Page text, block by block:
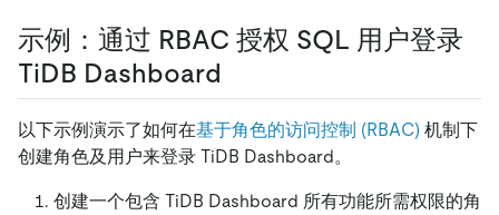
示例：通过 RBAC 授权 SQL 用户登录
TiDB Dashboard
以下示例演示了如何在基于角色的访问控制 (RBAC) 机制下
创建角色及用户来登录 TiDB Dashboard。
创建一个包含 TiDB Dashboard 所有功能所需权限的角